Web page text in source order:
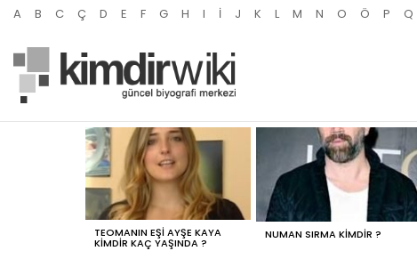
A B C Ç D E F G H I İ J K L M N O Ö P Q
MOST
VIEWED
STORIES
TEOMANIN EŞI AYŞE KAYA
KIMDIR KAÇ YAŞINDA ?
NUMAN SIRMA KIMDIR ?